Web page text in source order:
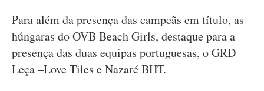
Para além da presença das campeãs em título, as
húngaras do OVB Beach Girls, destaque para a
presença das duas equipas portuguesas, o GRD
Leça –Love Tiles e Nazaré BHT.